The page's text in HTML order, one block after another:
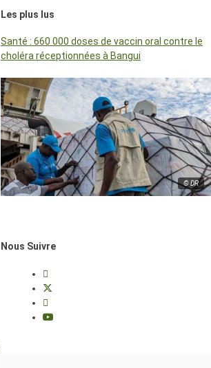
Les plus lus
Santé : 660 000 doses de vaccin oral contre le
choléra réceptionnées à Bangui
© DR
Nous Suivre